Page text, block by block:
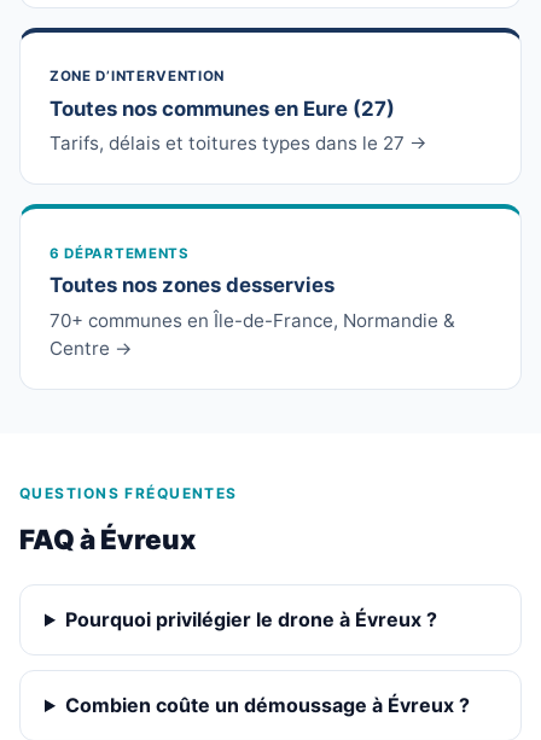
ZONE D’INTERVENTION
Toutes nos communes en Eure (27)
Tarifs, délais et toitures types dans le 27 →
6 DÉPARTEMENTS
Toutes nos zones desservies
70+ communes en Île-de-France, Normandie &
Centre →
QUESTIONS FRÉQUENTES
FAQ à Évreux
Pourquoi privilégier le drone à Évreux ?
Combien coûte un démoussage à Évreux ?